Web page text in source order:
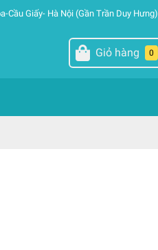
Cầu Giấy- Hà Nội (Gần Trần Duy Hưng)
Giỏ hàng 0